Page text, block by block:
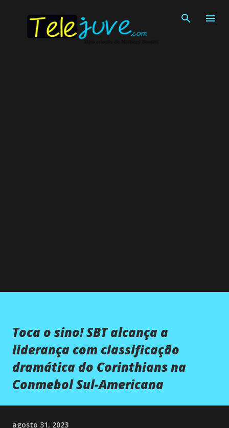
Toca o sino! SBT alcança a
liderança com classificação
dramática do Corinthians na
Conmebol Sul-Americana
agosto 31, 2023